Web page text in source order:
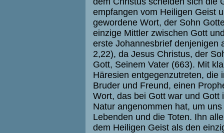
empfangen vom Heiligen Geist
gewordene Wort, der Sohn
einzige Mittler zwischen Gott
erste Johannesbrief denjenigen
2,22), da Jesus Christus, der
Gott, Seinem Vater (663). Mit
Häresien entgegenzutreten, die
Bruder und Freund, einen
Wort, das bei Gott war und Gott
Natur angenommen hat, um
Lebenden und die Toten. Ihn
dem Heiligen Geist als den